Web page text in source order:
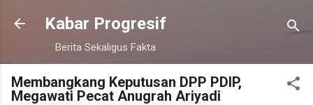
Langsung ke konten utama
Kabar Progresif
Berita Sekaligus Fakta
Membangkang Keputusan DPP PDIP,
Megawati Pecat Anugrah Ariyadi